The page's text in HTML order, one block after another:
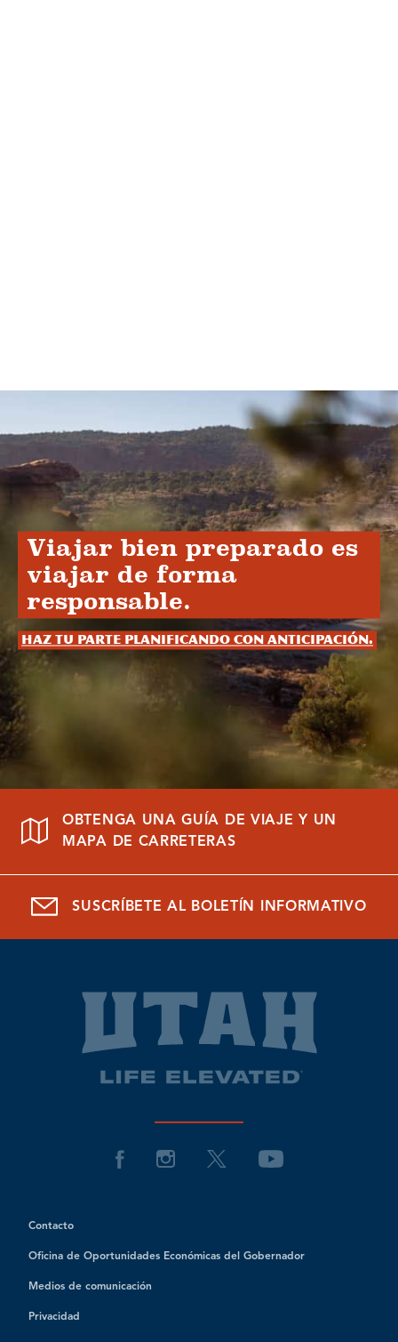
Viajar bien preparado es
viajar de forma
responsable.
Haz tu parte planificando con anticipación.
OBTENGA UNA GUÍA DE VIAJE Y UN
MAPA DE CARRETERAS
SUSCRÍBETE AL BOLETÍN INFORMATIVO
Contacto
Oficina de Oportunidades Económicas del Gobernador
Medios de comunicación
Privacidad